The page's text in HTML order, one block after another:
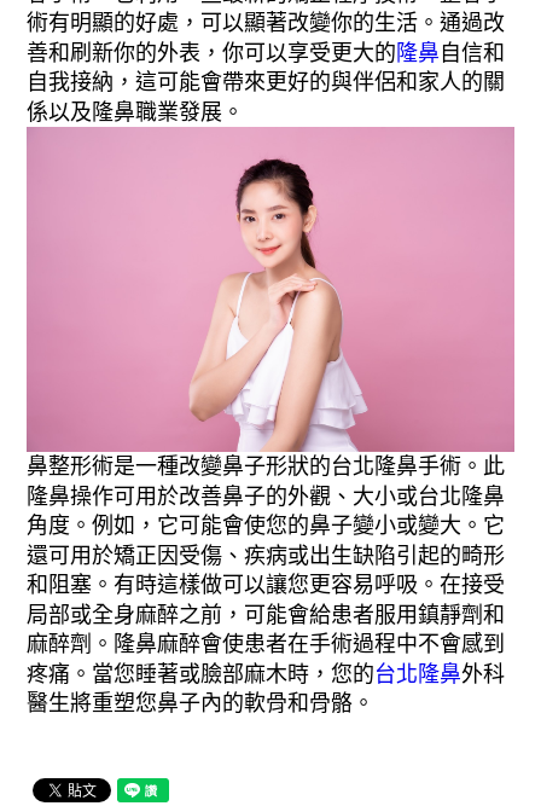
術有明顯的好處，可以顯著改變你的生活。通過改
善和刷新你的外表，你可以享受更大的 隆鼻 自信和
自我接納，這可能會帶來更好的與伴侶和家人的關
係以及隆鼻職業發展。
鼻整形術是一種改變鼻子形狀的台北隆鼻手術。此
隆鼻操作可用於改善鼻子的外觀、大小或台北隆鼻
角度。例如，它可能會使您的鼻子變小或變大。它
還可用於矯正因受傷、疾病或出生缺陷引起的畸形
和阻塞。有時這樣做可以讓您更容易呼吸。在接受
局部或全身麻醉之前，可能會給患者服用鎮靜劑和
麻醉劑。隆鼻麻醉會使患者在手術過程中不會感到
疼痛。當您睡著或臉部麻木時，您的台北隆鼻外科
醫生將重塑您鼻子內的軟骨和骨骼。